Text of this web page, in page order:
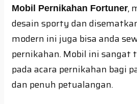
Mobil Pernikahan Fortuner,
desain sporty dan
modern ini juga bisa anda
pernikahan. Mobil ini sangat
pada acara pernikahan bagi
dan penuh petualangan.